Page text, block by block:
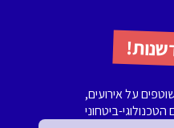
על אירועים,
ביטחוני